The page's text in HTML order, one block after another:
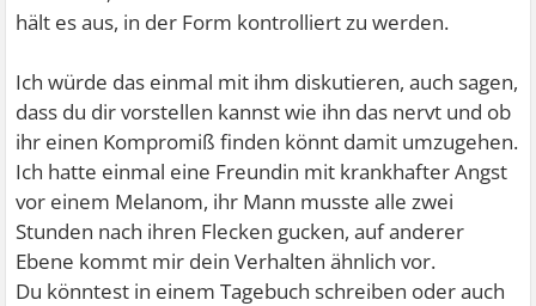
hält es aus, in der Form kontrolliert zu werden.
Ich würde das einmal mit ihm diskutieren, auch sagen,
dass du dir vorstellen kannst wie ihn das nervt und ob
ihr einen Kompromiß finden könnt damit umzugehen.
Ich hatte einmal eine Freundin mit krankhafter Angst
vor einem Melanom, ihr Mann musste alle zwei
Stunden nach ihren Flecken gucken, auf anderer
Ebene kommt mir dein Verhalten ähnlich vor.
Du könntest in einem Tagebuch schreiben oder auch